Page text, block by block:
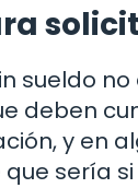
sueldo
deben
y en
sería